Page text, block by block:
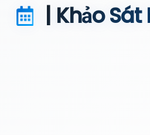
| Khảo